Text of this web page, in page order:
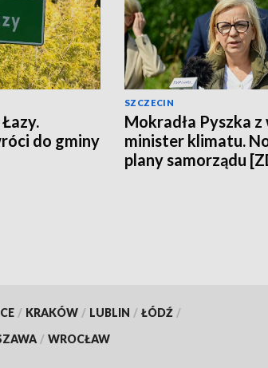
do gminy
SZCZECIN
Mokradła Pyszka
minister klimatu.
plany samorządu
/ KRAKÓW / LUBLIN / ŁÓDŹ /
/ WROCŁAW